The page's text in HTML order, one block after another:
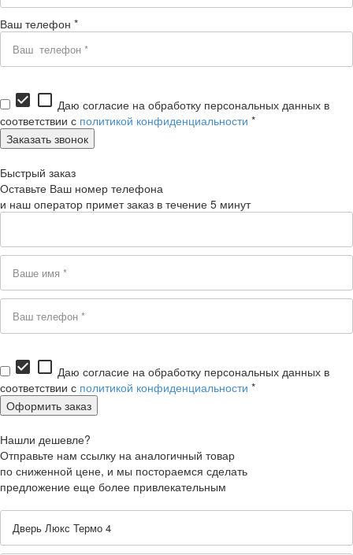
Ваш телефон *
check_box check_box_outline_blank Даю согласие на обработку персональных данных в
соответствии с политикой конфиденциальности *
Быстрый заказ
Оставьте Ваш номер телефона
и наш оператор примет заказ в течение 5 минут
check_box check_box_outline_blank Даю согласие на обработку персональных данных в
соответствии с политикой конфиденциальности *
Нашли дешевле?
Отправьте нам ссылку на аналогичный товар
по сниженной цене, и мы постораемся сделать
предложение еще более привлекательным